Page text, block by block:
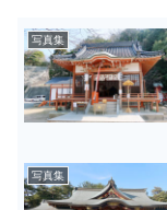
写真集
写真集